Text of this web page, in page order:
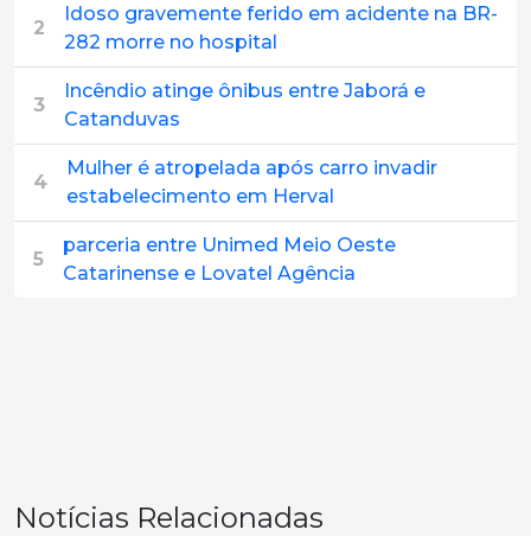
2
Idoso gravemente ferido em acidente na BR-
282 morre no hospital
3
Incêndio atinge ônibus entre Jaborá e
Catanduvas
4
Mulher é atropelada após carro invadir
estabelecimento em Herval
5
parceria entre Unimed Meio Oeste
Catarinense e Lovatel Agência
Notícias Relacionadas